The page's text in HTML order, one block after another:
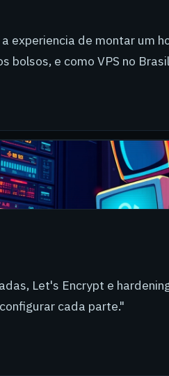
experiencia de montar um
e como VPS no
Let's Encrypt e
cada parte."